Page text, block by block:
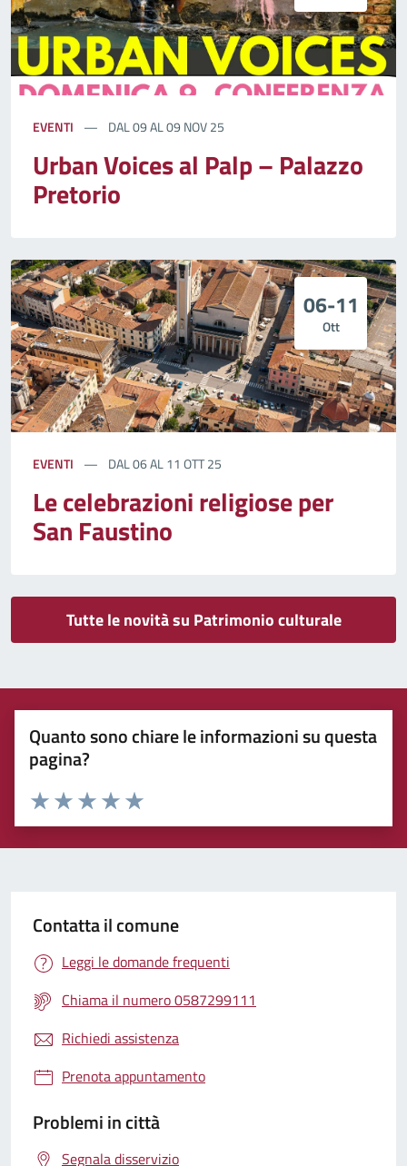
EVENTI DAL 09 AL 09 NOV 25
Urban Voices al Palp – Palazzo
Pretorio
06-11
Ott
EVENTI DAL 06 AL 11 OTT 25
Le celebrazioni religiose per
San Faustino
Tutte le novità su Patrimonio culturale
Quanto sono chiare le informazioni su questa
pagina?
Rating:
Valuta 5 stelle su 5
Valuta 4 stelle su 5
Valuta 3 stelle su 5
Valuta 2 stelle su 5
Valuta 1 stelle su 5
Contatta il comune
Leggi le domande frequenti
Chiama il numero 0587299111
Richiedi assistenza
Prenota appuntamento
Problemi in città
Segnala disservizio